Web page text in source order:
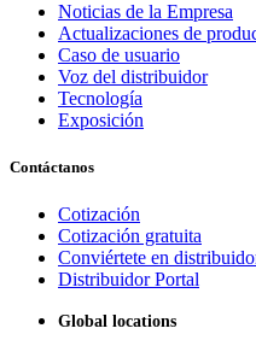
Noticias de la Empresa
Actualizaciones de
Caso de usuario
Voz del distribuidor
Tecnología
Exposición
Contáctanos
Cotización
Cotización gratuita
Conviértete en
Distribuidor Portal
Global locations